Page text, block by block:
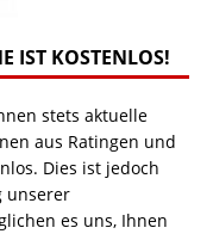
IST KOSTENLOS!
stets aktuelle
aus Ratingen und
Dies ist jedoch
unserer
es uns, Ihnen